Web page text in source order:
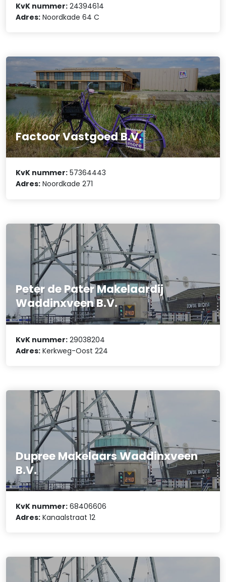
KvK nummer: 24394614
Adres: Noordkade 64 C
Factoor Vastgoed B.V.
KvK nummer: 57364443
Adres: Noordkade 271
Peter de Pater Makelaardij
Waddinxveen B.V.
KvK nummer: 29038204
Adres: Kerkweg-Oost 224
Dupree Makelaars Waddinxveen
B.V.
KvK nummer: 68406606
Adres: Kanaalstraat 12